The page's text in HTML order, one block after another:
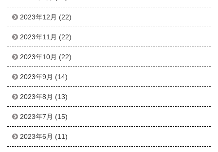
2023年12月 (22)
2023年11月 (22)
2023年10月 (22)
2023年9月 (14)
2023年8月 (13)
2023年7月 (15)
2023年6月 (11)